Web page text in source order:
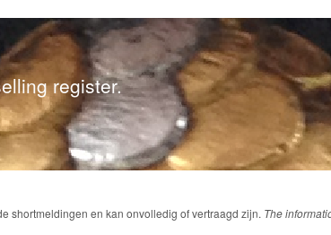
register.
shortmeldingen en kan onvolledig of vertraagd zijn. The